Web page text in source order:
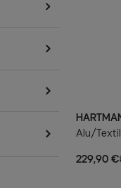
Alu/
229,90 €